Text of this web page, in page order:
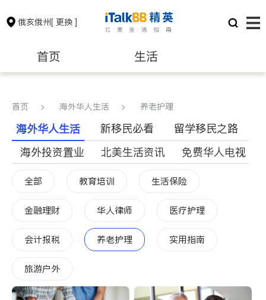
俄亥俄州[ 更换 ]
首页 生活
保险理财 房地产租售
建筑装修 教育
养老 非盈利组织
首页 > 海外华人生活 > 养老护理
海外华人生活 新移民必看
留学移民之路
海外投资置业
北美生活资讯 免费华人电视
全部 教育培训 生活保险
金融理财 华人律师 医疗护理
会计报税 养老护理 实用指南
旅游户外